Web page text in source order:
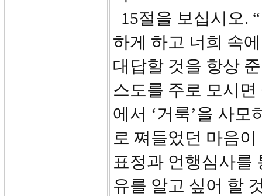
15절을 보십시오.
하게 하고 너희 속
대답할 것을 항상
스도를 주로 모시
에서 ‘거룩’을 사
로 쪄들었던 마음
표정과 언행심사를
유를 알고 싶어 할